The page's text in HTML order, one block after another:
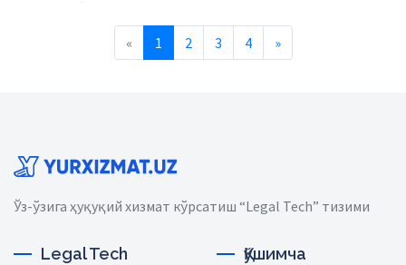
«Previous
1 2 3 4 »Next
Ўз-ўзига ҳуқуқий хизмат кўрсатиш “Legal Tech” тизими
Legal Tech Қўшимча